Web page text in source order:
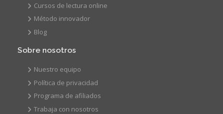
Cursos de lectura online
Método innovador
Blog
Sobre nosotros
Nuestro equipo
Política de privacidad
Programa de afiliados
Trabaja con nosotros